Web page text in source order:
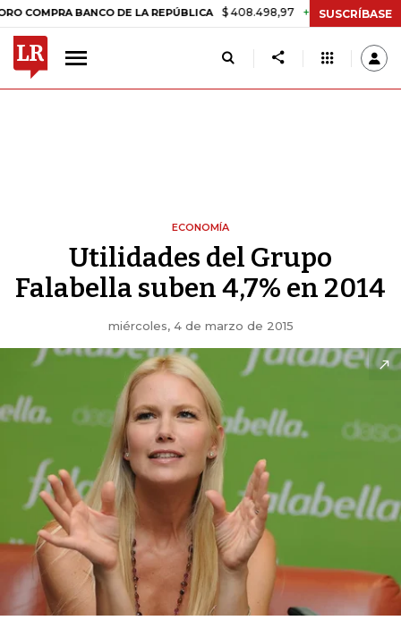
BANCO DE LA REPÚBLICA $ 408.498,97 +$ 8.753,81 +2,19%
SUSCRÍBASE
ECONOMÍA
Utilidades del Grupo
Falabella suben 4,7% en 2014
miércoles, 4 de marzo de 2015